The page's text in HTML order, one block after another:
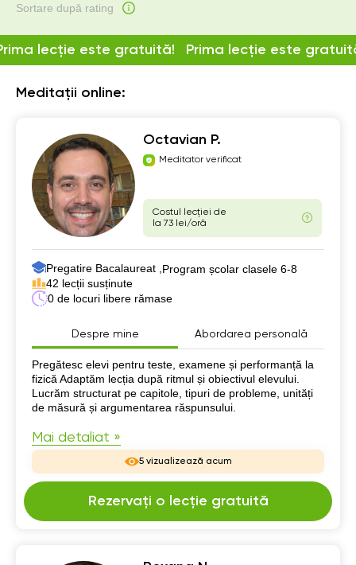
Meditații online:
Octavian P.
Meditator verificat
Costul lecției de
la 73 lei/oră
Pregatire Bacalaureat , Program școlar clasele 6-8
42 lecții susținute
0 de locuri libere rămase
Despre mine Abordarea personală
Despre mine
Pregătesc elevi pentru teste, examene și performanță la
fizică Adaptăm lecția după ritmul și obiectivul elevului.
Lucrăm structurat pe capitole, tipuri de probleme, unități
de măsură și argumentarea răspunsului.
Mai detaliat »
5 vizualizează acum
Rezervați o lecție gratuită
lecție este gratuită! Prima lecție este
Sortare după rating